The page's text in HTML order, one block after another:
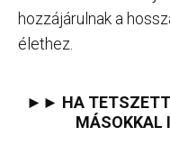
hozzájárulnak a
élethez.
►► HA TETSZETT
MÁSOKKAL